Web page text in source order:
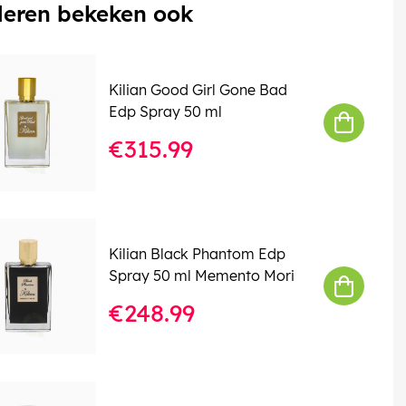
bekeken ook
Kilian Good Girl Gone Bad
Edp Spray 50 ml
€315.99
Kilian Black Phantom Edp
Spray 50 ml Memento Mori
€248.99